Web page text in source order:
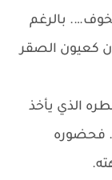
بالرغم
كعيون الصقر
الذي يأخذ
فحضوره